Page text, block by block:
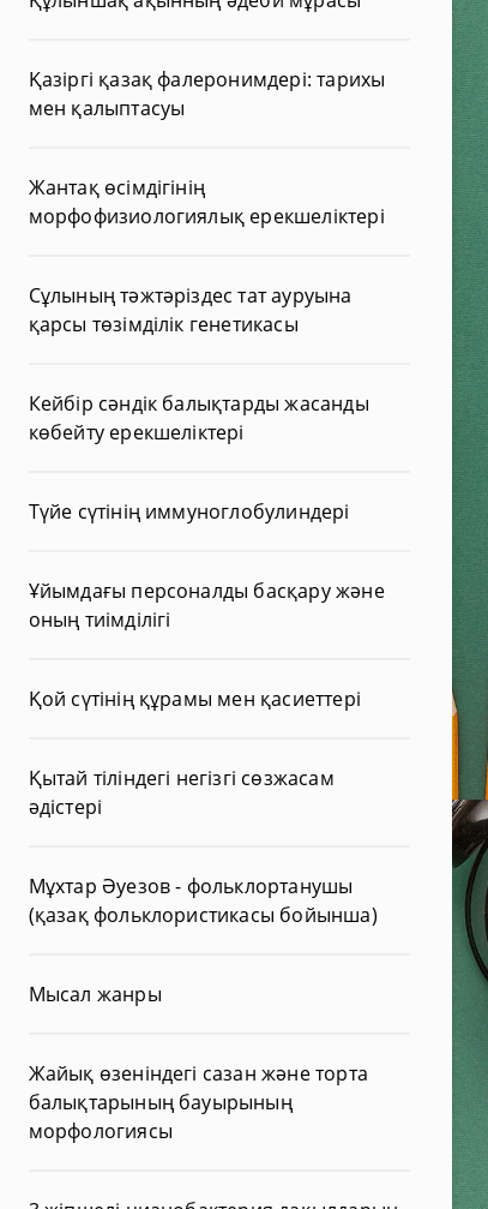
Қазіргі қазақ фалеронимдері: тарихы
мен қалыптасуы
Жантақ өсімдігінің
морфофизиологиялық ерекшеліктері
Сұлының тәжтәріздес тат ауруына
қарсы төзімділік генетикасы
Кейбір сәндік балықтарды жасанды
көбейту ерекшеліктері
Түйе сүтінің иммуноглобулиндері
Ұйымдағы персоналды басқару және
оның тиімділігі
Қой сүтінің құрамы мен қасиеттері
Қытай тіліндегі негізгі сөзжасам
әдістері
Мұхтар Әуезов - фольклортанушы
(қазақ фольклористикасы бойынша)
Мысал жанры
Жайық өзеніндегі сазан және торта
балықтарының бауырының
морфологиясы